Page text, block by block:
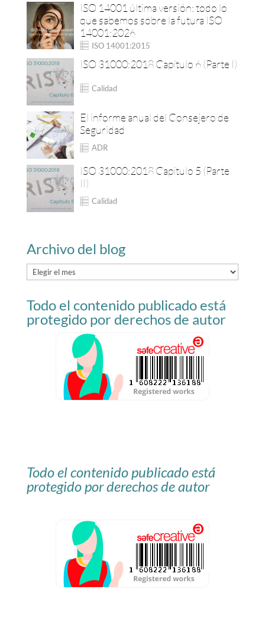
ISO 14001:2015
ISO 14001 última versión: todo lo
que sabemos sobre la futura ISO
14001:2026
Calidad
ISO 31000:2018 Capítulo 6 (Parte I)
ADR
El informe anual del Consejero de
Seguridad
Calidad
ISO 31000:2018 Capítulo 5 (Parte
II)
Archivo del blog
Archivo
blog
Todo el contenido publicado está
protegido por derechos de autor
Todo el contenido publicado está
protegido por derechos de autor